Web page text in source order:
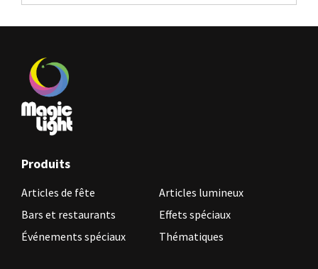
Produits
Articles de fête
Articles lumineux
Bars et restaurants
Effets spéciaux
Événements spéciaux
Thématiques